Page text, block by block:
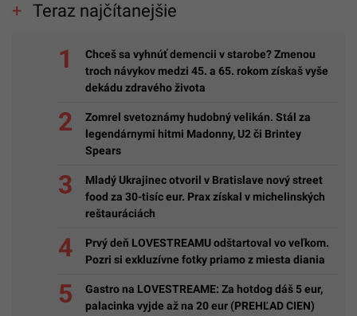
Teraz najčítanejšie
Chceš sa vyhnúť demencii v starobe? Zmenou
troch návykov medzi 45. a 65. rokom získaš vyše
dekádu zdravého života
Zomrel svetoznámy hudobný velikán. Stál za
legendárnymi hitmi Madonny, U2 či Brintey
Spears
Mladý Ukrajinec otvoril v Bratislave nový street
food za 30-tisíc eur. Prax získal v michelinských
reštauráciách
Prvý deň LOVESTREAMU odštartoval vo veľkom.
Pozri si exkluzívne fotky priamo z miesta diania
Gastro na LOVESTREAME: Za hotdog dáš 5 eur,
palacinka vyjde až na 20 eur (PREHĽAD CIEN)